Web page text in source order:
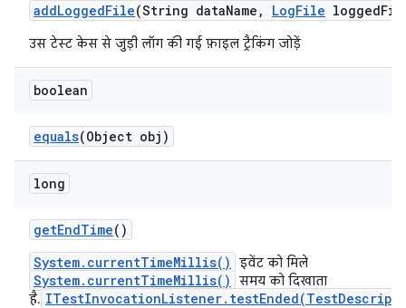
addLoggedFile(String dataName , LogFile logged
उस टेस्ट केस से जुड़ी लॉग की गई फ़ाइल ट्रैकिंग जोड़ें
boolean
equals(Object obj)
long
getEndTime()
System.currentTimeMillis()
इवेंट को मिले
System.currentTimeMillis()
समय को दिखाता
है.